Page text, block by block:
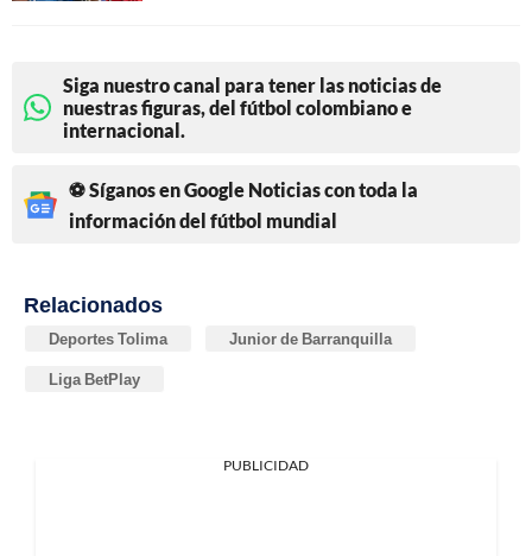
Siga nuestro canal para tener las noticias de
nuestras figuras, del fútbol colombiano e
internacional.
⚽ Síganos en Google Noticias con toda la
información del fútbol mundial
Relacionados
Deportes Tolima Junior de Barranquilla
Liga BetPlay
PUBLICIDAD